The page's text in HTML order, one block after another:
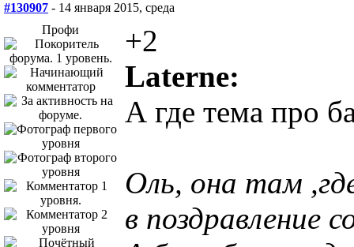
#130907 - 14 января 2015, среда
Профи
+2
Laterne:
А где тема про
Оль, она там
в поздравление